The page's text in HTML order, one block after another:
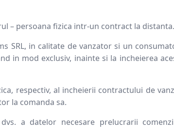
Șipci gard metalic
Accesorii din tablă
– persoana fizica intr-un contract la distanta.
SRL, in calitate de vanzator si un
in mod exclusiv, inainte si la incheierea
respectiv, al incheierii contractului de
la comanda sa.
a datelor necesare prelucrarii